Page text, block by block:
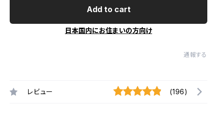
Add to cart
日本国内にお住まいの方向け
通報する
レビュー (196)